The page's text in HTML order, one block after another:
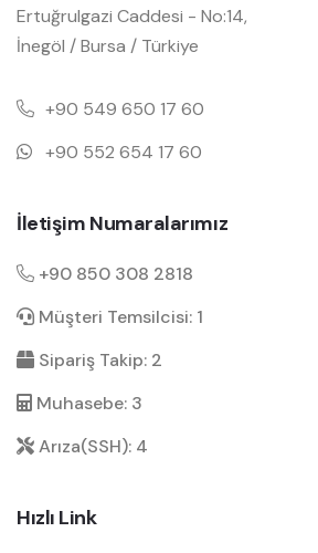
Ertuğrulgazi Caddesi - No:14,
İnegöl / Bursa / Türkiye
+90 549 650 17 60
+90 552 654 17 60
İletişim Numaralarımız
+90 850 308 2818
Müşteri Temsilcisi: 1
Sipariş Takip: 2
Muhasebe: 3
Arıza(SSH): 4
Hızlı Link